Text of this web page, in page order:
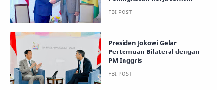
Presiden Jokowi Gelar
Pertemuan Bilateral dengan
PM Inggris